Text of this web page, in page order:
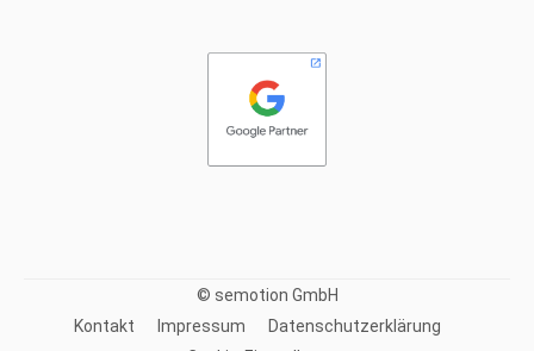
© semotion GmbH
Kontakt
Impressum
Datenschutzerklärung